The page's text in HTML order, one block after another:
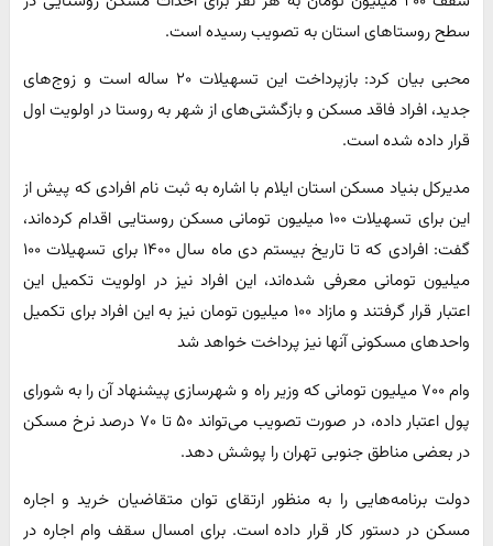
سطح روستاهای استان به تصویب رسیده است.
محبی بیان کرد: بازپرداخت این تسهیلات ۲۰ ساله است و زوج‌های
جدید، افراد فاقد مسکن و بازگشتی‌های از شهر به روستا در اولویت اول
قرار داده شده است.
مدیرکل بنیاد مسکن استان ایلام با اشاره به ثبت نام افرادی که پیش از
این برای تسهیلات ۱۰۰ میلیون تومانی مسکن روستایی اقدام کرده‌اند،
گفت: افرادی که تا تاریخ بیستم دی ماه سال ۱۴۰۰ برای تسهیلات ۱۰۰
میلیون تومانی معرفی شده‌اند، این افراد نیز در اولویت تکمیل این
اعتبار قرار گرفتند و مازاد ۱۰۰ میلیون تومان نیز به این افراد برای تکمیل
واحدهای مسکونی آنها نیز پرداخت خواهد شد
وام ۷۰۰ میلیون تومانی که وزیر راه و شهرسازی پیشنهاد آن را به شورای
پول اعتبار داده، در صورت تصویب می‌تواند ۵۰ تا ۷۰ درصد نرخ مسکن
در بعضی مناطق جنوبی تهران را پوشش دهد.
دولت برنامه‌هایی را به منظور ارتقای توان متقاضیان خرید و اجاره
مسکن در دستور کار قرار داده است. برای امسال سقف وام اجاره در